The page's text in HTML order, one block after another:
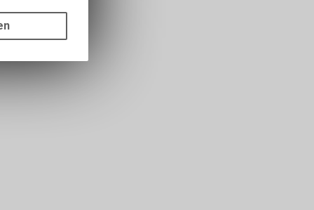
wie die
die
durch
zu